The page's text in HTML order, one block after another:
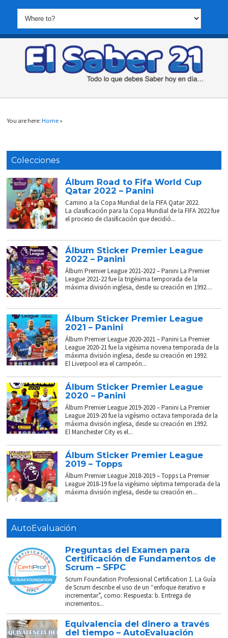
You are here:Home »
Colecciones
Álbum Road to Fifa World Cup
Qatar 2022 – Panini
Camino a la Copa Mundial de la FIFA Qatar 2022.
La clasificación para la Copa Mundial de la FIFA 2022 fue
el proceso de clasificación que decidió...
Álbum Sticker Premier League
2022 – Panini
Álbum Premier League 2021-2022 – Panini La Premier
League 2021-22 fue la trigésima temporada de la
máxima división inglesa, desde su creación en 1992....
Álbum Sticker Premier League
2021 – Panini
Álbum Premier League 2020-2021 – Panini La Premier
League 2020-21 fue la vigésima novena temporada de la
máxima división inglesa, desde su creación en 1992.
El Liverpool era el campeón...
Álbum Sticker Premier League
2020 – Panini
Álbum Premier League 2019-2020 – Panini La Premier
League 2019-20 fue la vigésimo octava temporada de la
máxima división inglesa, desde su creación en 1992.
El Manchester City es el...
Álbum Sticker Premier League
2019 – Topps
Álbum Premier League 2018-2019 – Topps La Premier
League 2018-19 fue la vigésimo séptima temporada de la
máxima división inglesa, desde su creación en...
AutoEvaluación
Preguntas del Examen para
Certificación de Fundamentos de
Scrum – SFPC
Scrum Foundation Professional Certification 1. La Guía
de Scrum describe el uso de un “enfoque iterativo e
incrementar”, como: Respuesta: b. Entrega de
incrementos...
Equivalencia del dinero a través
del tiempo – AutoEvaluación